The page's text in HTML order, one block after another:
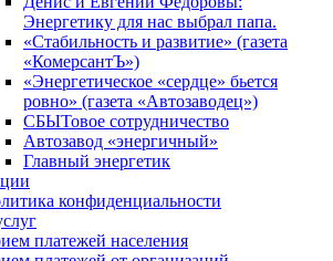
Энергетику для нас выбрал папа.
«Стабильность и развитие» (газета
«КомерсантЪ»)
«Энергетическое «сердце» бьется
ровно» (газета «Автозаводец»)
СБЫТовое сотрудничество
Автозавод «энергичный»
Главный энергетик
конфиденциальности
платежей населения